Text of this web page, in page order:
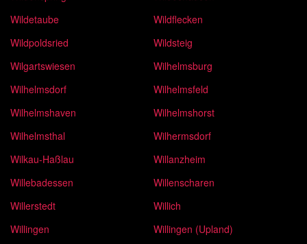
Wildetaube
Wildflecken
Wildpoldsried
Wildsteig
Wilgartswiesen
Wilhelmsburg
Wilhelmsdorf
Wilhelmsfeld
Wilhelmshaven
Wilhelmshorst
Wilhelmsthal
Wilhermsdorf
Wilkau-Haßlau
Willanzheim
Willebadessen
Willenscharen
Willerstedt
Willich
Willingen
Willingen (Upland)